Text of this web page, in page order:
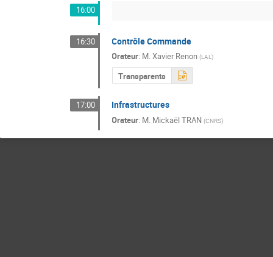
16:00
16:30 Contrôle Commande
Orateur: M.Xavier Renon (LAL)
Transparents
17:00 Infrastructures
Orateur: M. Mickaël TRAN (CNRS)